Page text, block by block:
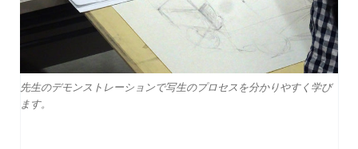
先生のデモンストレーションで写生のプロセスを分かりやすく学び
ます。